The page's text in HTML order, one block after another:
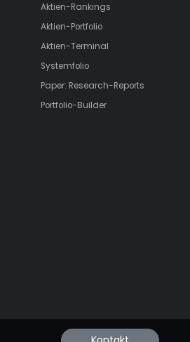
Aktien-Rankings
Aktien-Portfolio
Aktien-Terminal
Systemfolio
Paper: Research-Reports
Portfolio-Builder